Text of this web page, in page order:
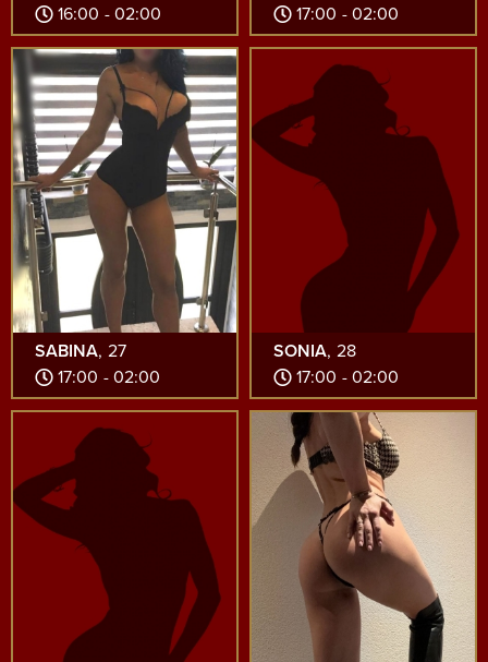
16:00 - 02:00
17:00 - 02:00
SABINA, 27
17:00 - 02:00
SONIA, 28
17:00 - 02:00